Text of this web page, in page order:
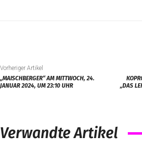
Vorheriger Artikel
„MAISCHBERGER“ AM MITTWOCH, 24.
JANUAR 2024, UM 23:10 UHR
„DAS
Verwandte Artikel